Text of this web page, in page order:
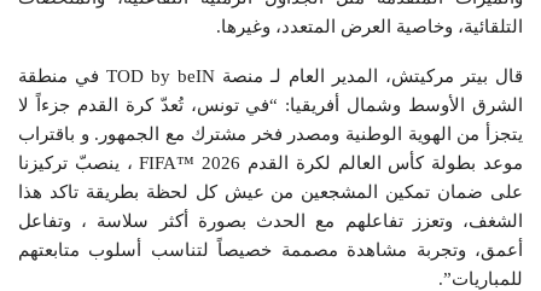
التلقائية، وخاصية العرض المتعدد، وغيرها.
قال بيتر مركيتش، المدير العام لـ منصة TOD by beIN في منطقة
الشرق الأوسط وشمال أفريقيا: “في تونس، تُعدّ كرة القدم جزءاً لا
يتجزأ من الهوية الوطنية ومصدر فخر مشترك مع الجمهور. و باقتراب
موعد بطولة كأس العالم لكرة القدم 2026 ™FIFA ، ينصبّ تركيزنا
على ضمان تمكين المشجعين من عيش كل لحظة بطريقة تاكد هذا
الشغف، وتعزز تفاعلهم مع الحدث بصورة أكثر سلاسة ، وتفاعل
أعمق، وتجربة مشاهدة مصممة خصيصاً لتناسب أسلوب متابعتهم
للمباريات”.